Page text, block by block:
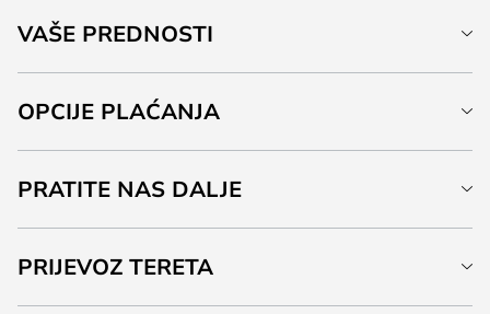
VAŠE PREDNOSTI
OPCIJE PLAĆANJA
PRATITE NAS DALJE
PRIJEVOZ TERETA